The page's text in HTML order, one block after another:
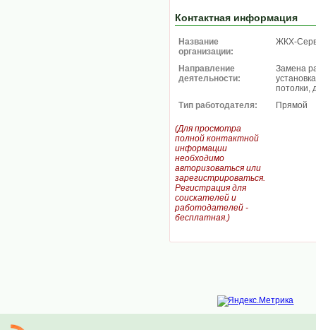
Контактная информация
Название
организации:
ЖКХ-
Направление
деятельности:
Замена
потолки,
Тип работодателя:
Прямой
(Для просмотра
полной контактной
информации
необходимо
авторизоваться или
зарегистрироваться.
Регистрация для
соискателей и
работодателей -
бесплатная.)